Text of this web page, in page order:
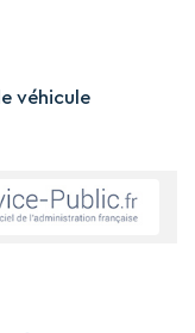
véhicule